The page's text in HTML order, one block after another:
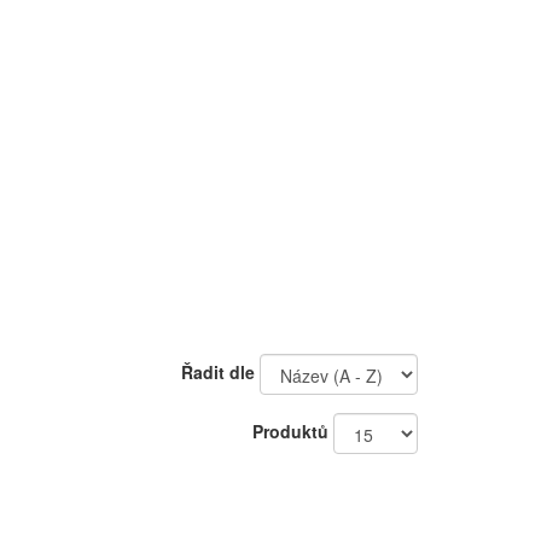
Řadit dle
Produktů